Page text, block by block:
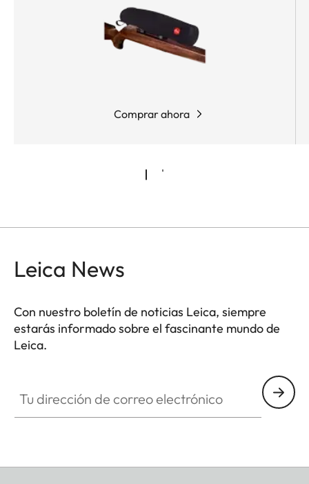
táctiles muy definidos, que son muy precisos en
todo el rango. Gracias al reseteado de las torretas
sin herramientas, los tiradores deportivos de
más, el tirador puede activar la función "zero stop"
Comprar ahora
Leica News
Con nuestro boletín de noticias Leica, siempre
estarás informado sobre el fascinante mundo de
Leica.